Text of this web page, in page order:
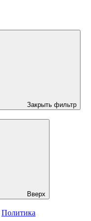
Закрыть фильтр
Вверх
Политика